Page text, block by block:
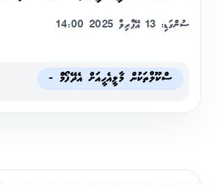
ސުންގަޑި: 13 އޭޕްރިލް 2025 14:00
ސްކޫލްތަކުން މާލީއެހީއަށް އެދޭފޯމް -